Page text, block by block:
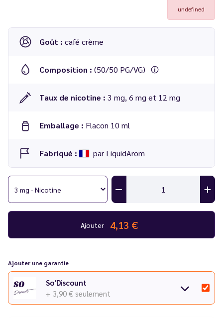
undefined
Goût : café crème
Composition : (50/50 PG/VG)
Taux de nicotine : 3 mg, 6 mg et 12 mg
Emballage : Flacon 10 ml
Fabriqué : par LiquidArom
Ajouter 4,13 €
Ajouter une garantie
So'Discount
+ 3,90 € seulement